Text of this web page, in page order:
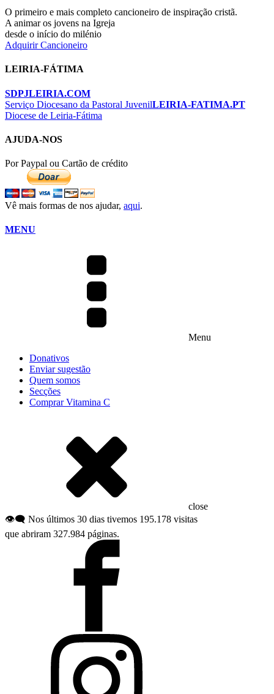
O primeiro e mais completo cancioneiro de inspiração cristã.
A animar os jovens na Igreja
desde o início do milénio
Adquirir Cancioneiro
LEIRIA-FÁTIMA
SDPJLEIRIA.COM
Serviço Diocesano da Pastoral JuvenilLEIRIA-FATIMA.PT
Diocese de Leiria-Fátima
AJUDA-NOS
Por Paypal ou Cartão de crédito
Vê mais formas de nos ajudar, aqui.
MENU
Menu
Donativos
Enviar sugestão
Quem somos
Secções
Comprar Vitamina C
close
👁️‍🗨️ Nos últimos 30 dias tivemos 195.178 visitas
que abriram 327.984 páginas.